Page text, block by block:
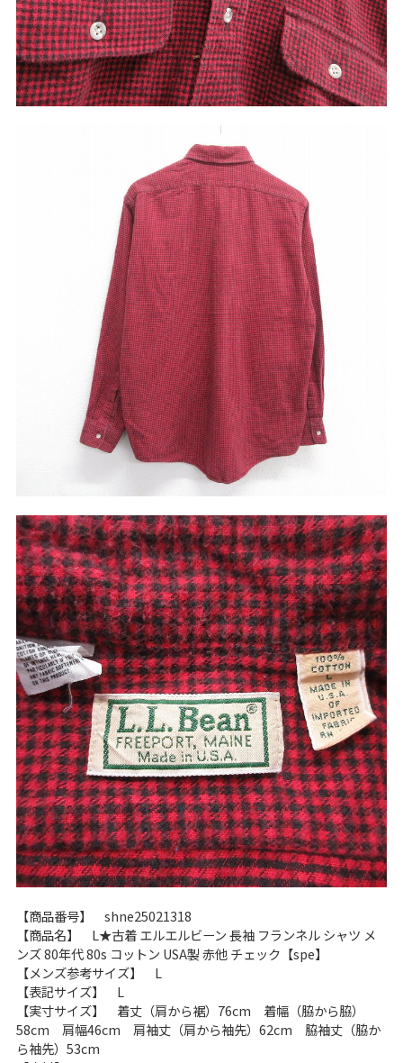
スウェット XS S M L XL
長袖シャツ XS S M L XL
半袖シャツ XS S M L XL
S M
W30以下 W31,W32
W33,W34 W35,W36
W37以上
Search by Maniacマニアックから探す
バンド
Tシャツ
アニメ
Tシャツ
映画
Tシャツ
USA製
ボロ ミリタリー
Search by Period年代から探す
90年代 80年代 70年代
60年代 50年代 40年代
すべての年代を見る
週刊ラッシュアウト新聞
古着コラム
メディア・イベント情報
Youtube 古着屋Rush Out チャンネル
スタッフコーディネート
【商品番号】 shne25021318
【商品名】 L★古着 エルエルビーン 長袖 フランネル シャツ メ
ンズ 80年代 80s コットン USA製 赤他 チェック【spe】
【メンズ参考サイズ】 L
【表記サイズ】 L
【実寸サイズ】 着丈（肩から裾）76cm 着幅（脇から脇）
58cm 肩幅46cm 肩袖丈（肩から袖先）62cm 脇袖丈（脇か
ら袖先）53cm